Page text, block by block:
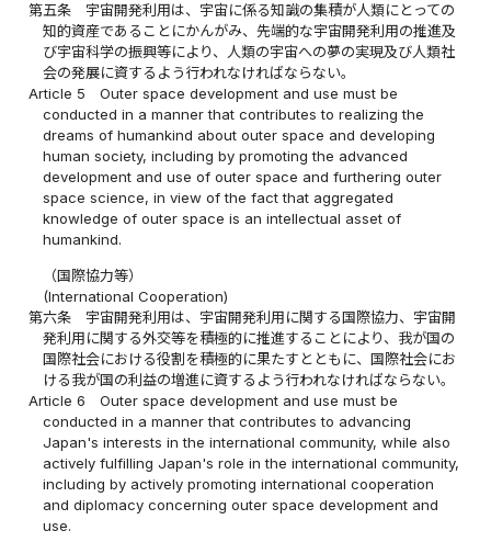
第五条
宇宙開発利用は、宇宙に係る知識の集積が人類にとっての
知的資産であることにかんがみ、先端的な宇宙開発利用の推進及
び宇宙科学の振興等により、人類の宇宙への夢の実現及び人類社
会の発展に資するよう行われなければならない。
Article 5
Outer space development and use must be
conducted in a manner that contributes to realizing the
dreams of humankind about outer space and developing
human society, including by promoting the advanced
development and use of outer space and furthering outer
space science, in view of the fact that aggregated
knowledge of outer space is an intellectual asset of
humankind.
（国際協力等）
(International Cooperation)
第六条
宇宙開発利用は、宇宙開発利用に関する国際協力、宇宙開
発利用に関する外交等を積極的に推進することにより、我が国の
国際社会における役割を積極的に果たすとともに、国際社会にお
ける我が国の利益の増進に資するよう行われなければならない。
Article 6
Outer space development and use must be
conducted in a manner that contributes to advancing
Japan's interests in the international community, while also
actively fulfilling Japan's role in the international community,
including by actively promoting international cooperation
and diplomacy concerning outer space development and
use.